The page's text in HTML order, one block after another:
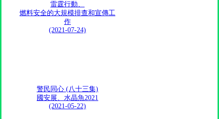
雷霆行動、
燃料安全的大規模排查和宣傳工
作
(2021-07-24)
警民同心 (八十三集)
國安展、水晶魚2021
(2021-05-22)